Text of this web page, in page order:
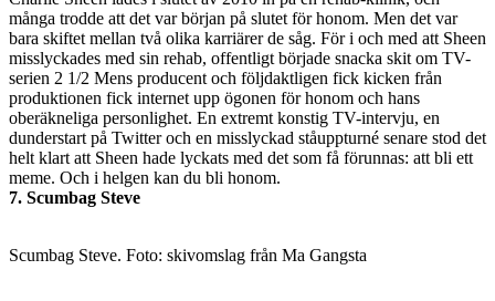
många trodde att det var början på slutet för honom. Men det var
bara skiftet mellan två olika karriärer de såg. För i och med att Sheen
misslyckades med sin rehab, offentligt började snacka skit om TV-
serien 2 1/2 Mens producent och följdaktligen fick kicken från
produktionen fick internet upp ögonen för honom och hans
oberäkneliga personlighet. En extremt konstig TV-intervju, en
dunderstart på Twitter och en misslyckad ståuppturné senare stod det
helt klart att Sheen hade lyckats med det som få förunnas: att bli ett
meme. Och i helgen kan du bli honom.
7. Scumbag Steve
Scumbag Steve. Foto: skivomslag från Ma Gangsta